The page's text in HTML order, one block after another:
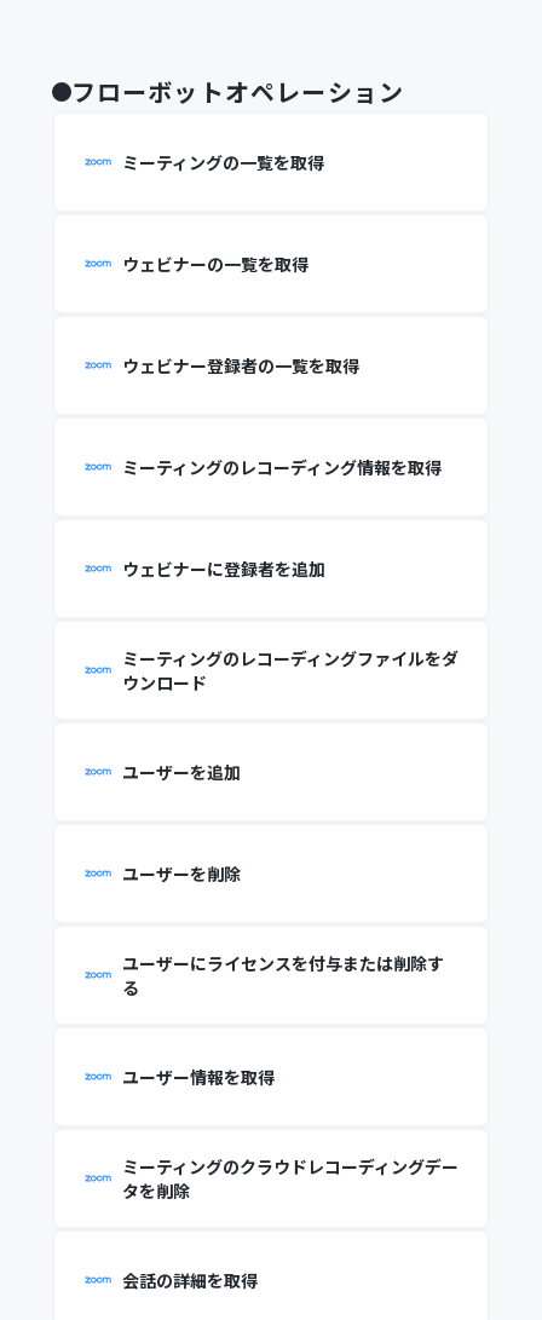
フローボットオペレーション
ミーティングの一覧を取得
ウェビナーの一覧を取得
ウェビナー登録者の一覧を取得
ミーティングのレコーディング情報を取得
ウェビナーに登録者を追加
ミーティングのレコーディングファイルをダ
ウンロード
ユーザーを追加
ユーザーを削除
ユーザーにライセンスを付与または削除す
る
ユーザー情報を取得
ミーティングのクラウドレコーディングデー
タを削除
会話の詳細を取得